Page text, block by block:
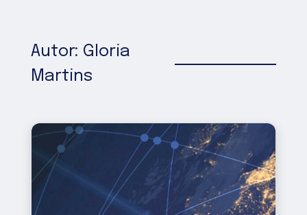
Autor: Gloria
Martins